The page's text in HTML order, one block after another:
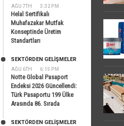
AĞU 7TH 3:32 PM
Helal Sertifikalı
Muhafazakar Mutfak
Konseptinde Üretim
Standartları
AĞU 6TH 6:15 PM
SEKTÖRDEN GELIŞMELER
Notte Global Pasaport
Endeksi 2026 Güncellendi:
Türk Pasaportu 199 Ülke
Arasında 86. Sırada
SEKTÖRDEN GELIŞMELER